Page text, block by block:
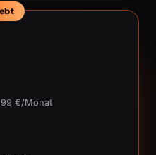
99 €/Monat